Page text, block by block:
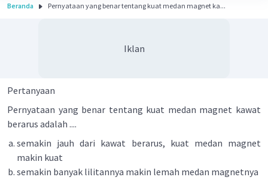
Beranda Pernyataan yang benar tentang kuat medan magnet ka...
Iklan
Pertanyaan
Pernyataan yang benar tentang kuat medan magnet kawat
berarus adalah ....
semakin jauh dari kawat berarus, kuat medan magnet
makin kuat
semakin banyak lilitannya makin lemah medan magnetnya